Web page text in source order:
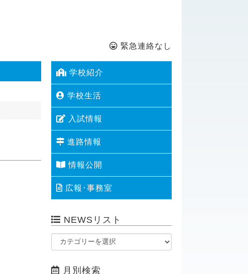
緊急連絡なし
学校紹介
学校生活
入試情報
進路情報
情報公開
広報･事務室
NEWSリスト
月別検索